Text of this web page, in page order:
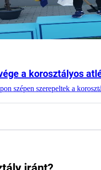
a korosztályos
szépen szerepeltek a